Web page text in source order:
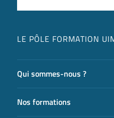
LE PÔLE FORMATION
Qui sommes-nous ?
Nos formations